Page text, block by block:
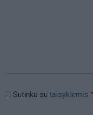
Sutinku su taisyklėmis